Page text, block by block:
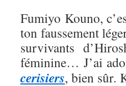
Fumiyo Kouno,
ton faussement
survivants
féminine… J’ai
cerisiers, bien sûr.